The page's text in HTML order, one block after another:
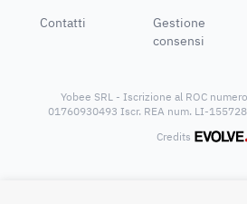
Contatti
Gestione
consensi
Yobee SRL - Iscrizione al ROC
01760930493 Iscr. REA num. LI-
Credits